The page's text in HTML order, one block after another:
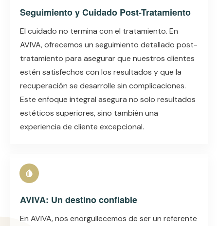
Seguimiento y Cuidado Post-Tratamiento
El cuidado no termina con el tratamiento. En
AVIVA, ofrecemos un seguimiento detallado post-
tratamiento para asegurar que nuestros clientes
estén satisfechos con los resultados y que la
recuperación se desarrolle sin complicaciones.
Este enfoque integral asegura no solo resultados
estéticos superiores, sino también una
experiencia de cliente excepcional.
AVIVA: Un destino confiable
En AVIVA, nos enorgullecemos de ser un referente